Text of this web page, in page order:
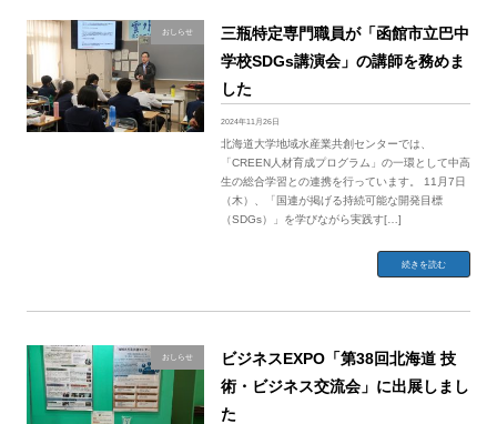
おしらせ
三瓶特定専門職員が「函館市立巴中
学校SDGs講演会」の講師を務めま
した
2024年11月26日
北海道大学地域水産業共創センターでは、
「CREEN人材育成プログラム」の一環として中高
生の総合学習との連携を行っています。 11月7日
（木）、「国連が掲げる持続可能な開発目標
（SDGs）」を学びながら実践す[…]
続きを読む
おしらせ
ビジネスEXPO「第38回北海道 技
術・ビジネス交流会」に出展しまし
た